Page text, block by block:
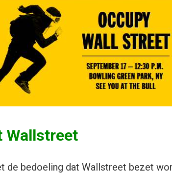
Wallstreet
de bedoeling dat Wallstreet bezet